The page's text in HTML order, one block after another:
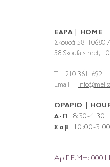
ΕΔΡΑ | HOME
Σκουφά 58,
58 Skoufa street,
T. 210 3611692
Email
ΩΡΑΡΙΟ |
Δ-Π
8:30-4:30
Σαβ
10 :00-3:00
Αρ.Γ.Ε.ΜΗ: